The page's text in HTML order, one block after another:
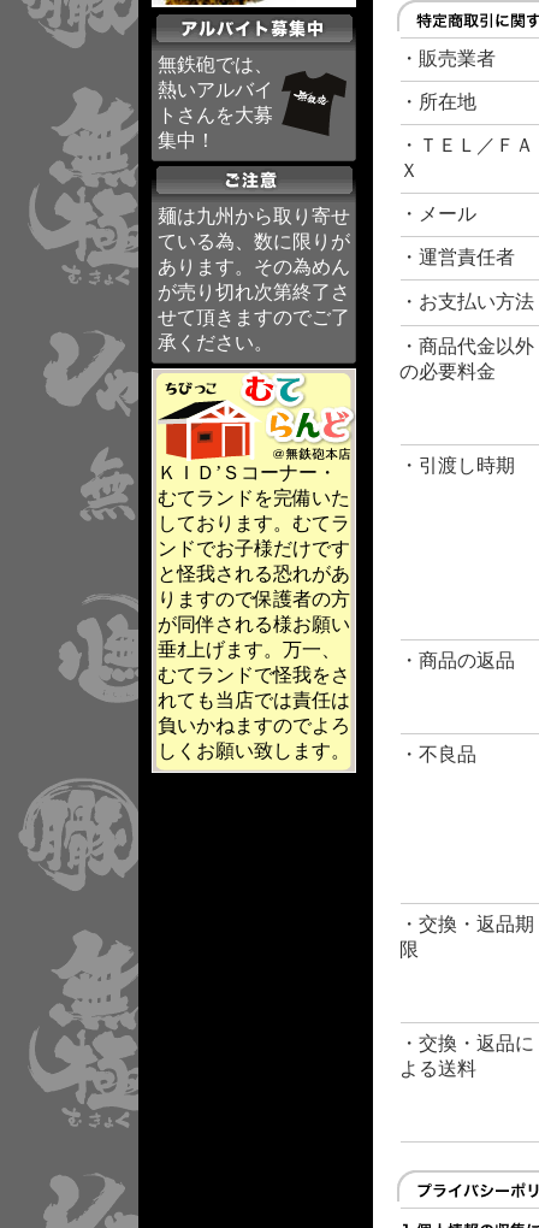
無鉄砲では、
熱いアルバイ
トさんを大募
集中！
麺は九州から取り寄せ
ている為、数に限りが
あります。その為めん
が売り切れ次第終了さ
せて頂きますのでご了
承ください。
ＫＩＤ’Ｓコーナー・
むてランドを完備いた
しております。むてラ
ンドでお子様だけです
と怪我される恐れがあ
りますので保護者の方
が同伴される様お願い
垂ｵ上げます。万一、
むてランドで怪我をさ
れても当店では責任は
負いかねますのでよろ
しくお願い致します。
・販売業者
・所在地
・ＴＥＬ／ＦＡ
Ｘ
・メール
・運営責任者
・お支払い方法
・商品代金以外
の必要料金
・引渡し時期
・商品の返品
・不良品
・交換・返品期
限
・交換・返品に
よる送料